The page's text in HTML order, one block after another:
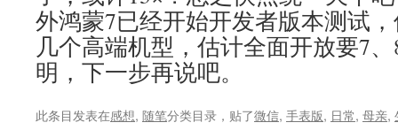
外鸿蒙7已经开始开发者版本测试
几个高端机型，估计全面开放要7
明，下一步再说吧。
此条目发表在感想, 随笔分类目录，贴了微信, 手表版, 日常, 母亲,